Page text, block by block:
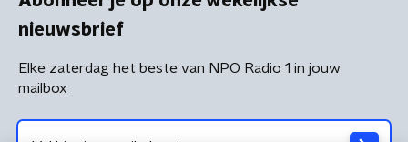
nieuwsbrief
Elke zaterdag het beste van NPO Radio 1 in jouw
mailbox